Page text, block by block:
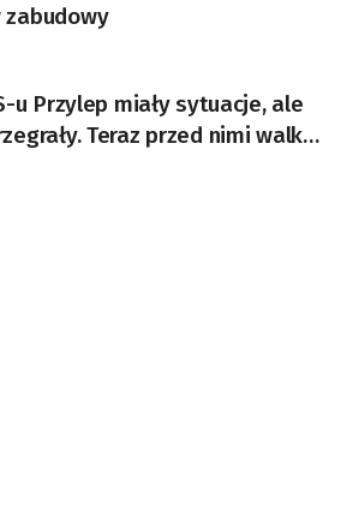
zabudowy
u Przylep miały sytuacje, ale
Teraz przed nimi walka